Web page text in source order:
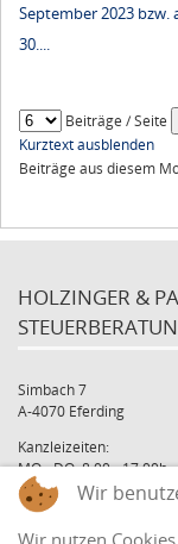
September 2023 bzw.
30....
Beiträge / Seite
Kurztext ausblenden
Beiträge aus diesem
HOLZINGER &
Simbach 7
A-4070 Eferding
Kanzleizeiten:
MO - DO: 8:00 - 17:00h
FR: 8:00 - 12:00h
Wir